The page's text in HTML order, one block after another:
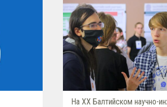
На ХХ Балтийском научно-